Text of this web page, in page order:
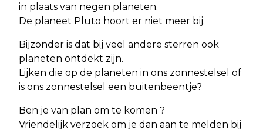
in plaats van negen planeten.
De planeet Pluto hoort er niet meer bij.
Bijzonder is dat bij veel andere sterren ook
planeten ontdekt zijn.
Lijken die op de planeten in ons zonnestelsel of
is ons zonnestelsel een buitenbeentje?
Ben je van plan om te komen ?
Vriendelijk verzoek om je dan aan te melden bij